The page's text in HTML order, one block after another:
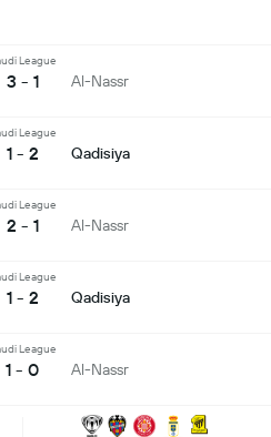
League
3 - 1 Al-Nassr
League
1 - 2 Qadisiya
League
2 - 1 Al-Nassr
League
1 - 2 Qadisiya
League
1 - 0 Al-Nassr